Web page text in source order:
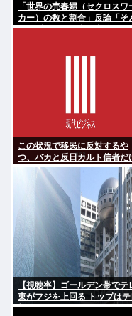
「世界の売春婦（セクロスワ
カー）の数と割合」反論「そ
なはずはない日本は上位なは
この状況で移民に反対するや
つ、バカと反日カルト信者だ
だと話題に
【視聴率】ゴールデン帯でテ
東がフジを上回る トップはテ
朝